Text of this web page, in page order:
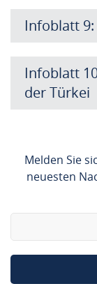
Infoblatt
Infoblatt
der Türkei
Melden Sie
neuesten